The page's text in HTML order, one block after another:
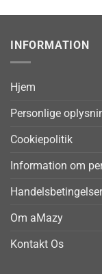
INFORMATION
Hjem
Personlige
Cookiepolitik
Information om
Handelsbetingelser
Om aMazy
Kontakt Os